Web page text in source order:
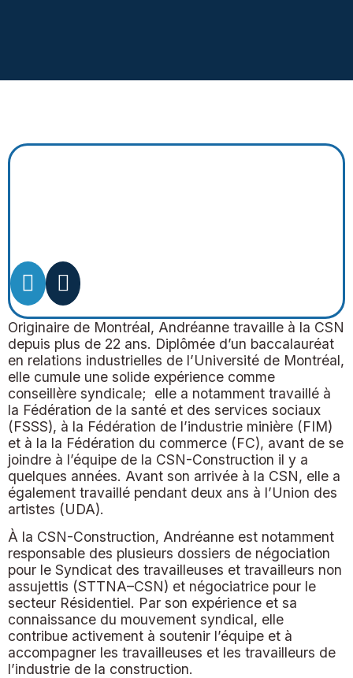
Originaire de Montréal, Andréanne travaille à la CSN
depuis plus de 22 ans. Diplômée d’un baccalauréat
en relations industrielles de l’Université de Montréal,
elle cumule une solide expérience comme
conseillère syndicale; elle a notamment travaillé à
la Fédération de la santé et des services sociaux
(FSSS), à la Fédération de l’industrie minière (FIM)
et à la la Fédération du commerce (FC), avant de se
joindre à l’équipe de la CSN-Construction il y a
quelques années. Avant son arrivée à la CSN, elle a
également travaillé pendant deux ans à l’Union des
artistes (UDA).
À la CSN-Construction, Andréanne est notamment
responsable des plusieurs dossiers de négociation
pour le Syndicat des travailleuses et travailleurs non
assujettis (STTNA–CSN) et négociatrice pour le
secteur Résidentiel. Par son expérience et sa
connaissance du mouvement syndical, elle
contribue activement à soutenir l’équipe et à
accompagner les travailleuses et les travailleurs de
l’industrie de la construction.